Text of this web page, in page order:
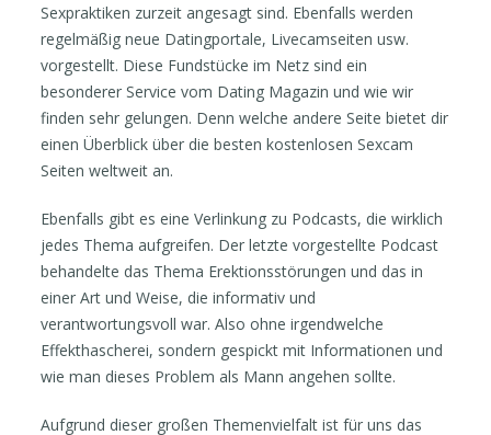
Sexpraktiken zurzeit angesagt sind. Ebenfalls werden
regelmäßig neue Datingportale, Livecamseiten usw.
vorgestellt. Diese Fundstücke im Netz sind ein
besonderer Service vom Dating Magazin und wie wir
finden sehr gelungen. Denn welche andere Seite bietet dir
einen Überblick über die besten kostenlosen Sexcam
Seiten weltweit an.
Ebenfalls gibt es eine Verlinkung zu Podcasts, die wirklich
jedes Thema aufgreifen. Der letzte vorgestellte Podcast
behandelte das Thema Erektionsstörungen und das in
einer Art und Weise, die informativ und
verantwortungsvoll war. Also ohne irgendwelche
Effekthascherei, sondern gespickt mit Informationen und
wie man dieses Problem als Mann angehen sollte.
Aufgrund dieser großen Themenvielfalt ist für uns das